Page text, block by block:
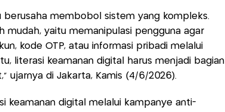
berusaha membobol sistem yang kompleks.
mudah, yaitu memanipulasi pengguna agar
kode OTP, atau informasi pribadi melalui
literasi keamanan digital harus menjadi bagian
ujarnya di Jakarta, Kamis (4/6/2026).
keamanan digital melalui kampanye anti-